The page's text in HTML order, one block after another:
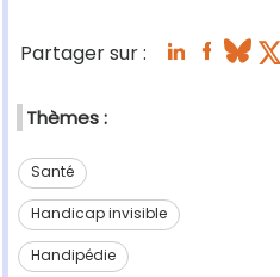
Partager sur :
Thèmes :
Santé
Handicap invisible
Handipédie